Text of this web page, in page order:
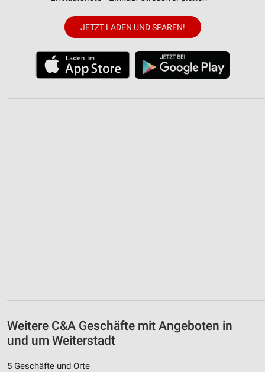
JETZT LADEN UND SPAREN!
Weitere C&A Geschäfte mit Angeboten in
und um Weiterstadt
5 Geschäfte und Orte